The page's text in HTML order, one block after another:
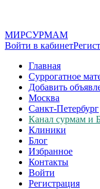
МИРСУРМАМ
Войти в кабинет
Главная
Суррогатное
Добавить
Москва
Санкт-Петербург
Канал сурмам и
Клиники
Блог
Избранное
Контакты
Войти
Регистрация